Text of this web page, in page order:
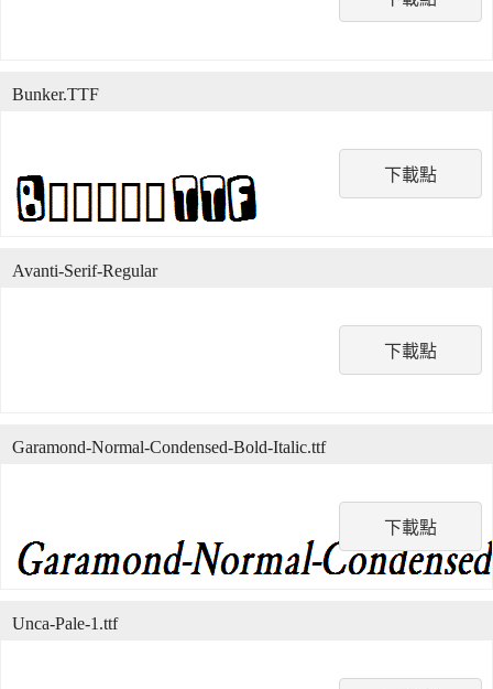
下載點
Bunker.TTF
下載點
Avanti-Serif-Regular
下載點
Garamond-Normal-Condensed-Bold-Italic.ttf
Unca-Pale-1.ttf